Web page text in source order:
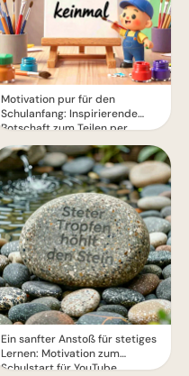
Motivation pur für den
Schulanfang: Inspirierende
Botschaft zum Teilen per
WhatsApp!
Ein sanfter Anstoß für stetiges
Lernen: Motivation zum
Schulstart für YouTube.